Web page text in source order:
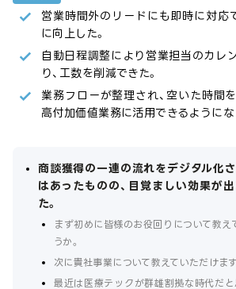
営業時間外のリードにも即時に対応
に向上した。
自動日程調整により営業担当のカレ
り、工数を削減できた。
業務フローが整理され、空いた時間
高付加価値業務に活用できるようにな
商談獲得の一連の流れをデジタル化
はあったものの、目覚ましい効果が
た。
まず初めに皆様のお役回りについて教え
うか。
次に貴社事業について教えていただけます
最近は医療テックが群雄割拠な時代だと